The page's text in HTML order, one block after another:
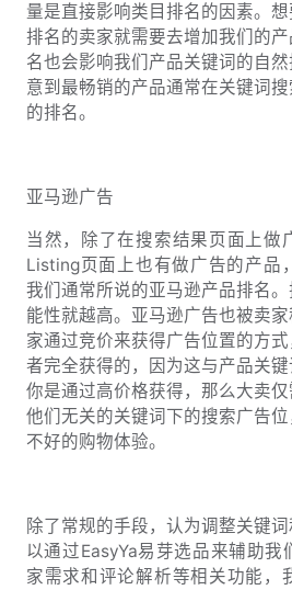
量是直接影响类目排名的因素。
排名的卖家就需要去增加我们的
名也会影响我们产品关键词的自
意到最畅销的产品通常在关键词
的排名。
亚马逊广告
当然，除了在搜索结果页面上做
Listing页面上也有做广告的产品
我们通常所说的亚马逊产品排名
能性就越高。亚马逊广告也被卖
家通过竞价来获得广告位置的方
者完全获得的，因为这与产品关
你是通过高价格获得，那么大卖
他们无关的关键词下的搜索广告
不好的购物体验。
除了常规的手段，认为调整关键
以通过EasyYa易芽选品来辅助
家需求和评论解析等相关功能，